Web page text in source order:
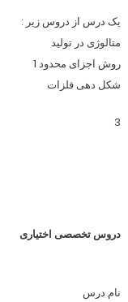
یک درس از دروس زیر :
متالوژی در تولید
روش اجزای محدود 1
شکل دهی فلزات
3
دروس تخصصی اختیاری
نام درس